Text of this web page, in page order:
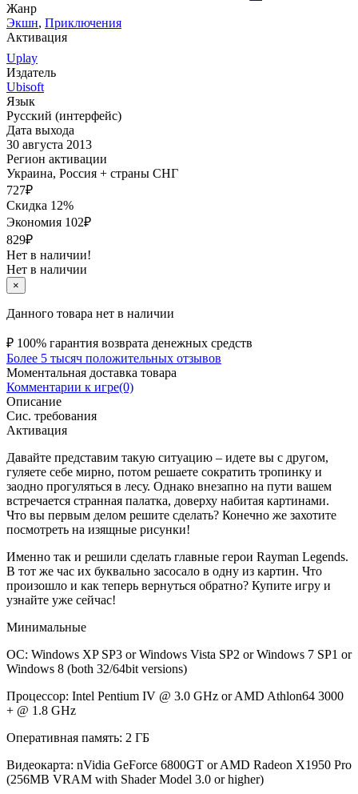
Жанр
Экшн, Приключения
Активация
Uplay
Издатель
Ubisoft
Язык
Русский (интерфейс)
Дата выхода
30 августа 2013
Регион активации
Украина, Россия + страны СНГ
727₽
Скидка 12%
Экономия 102₽
829₽
Нет в наличии!
Нет в наличии
×
Данного товара нет в наличии
₽ 100% гарантия возврата денежных средств
Более 5 тысяч положительных отзывов
Моментальная доставка товара
Комментарии к игре(0)
Описание
Сис. требования
Активация
Давайте представим такую ситуацию – идете вы с другом,
гуляете себе мирно, потом решаете сократить тропинку и
заодно прогуляться в лесу. Однако внезапно на пути вашем
встречается странная палатка, доверху набитая картинами.
Что вы первым делом решите сделать? Конечно же захотите
посмотреть на изящные рисунки!
Именно так и решили сделать главные герои Rayman Legends.
В тот же час их буквально засосало в одну из картин. Что
произошло и как теперь вернуться обратно? Купите игру и
узнайте уже сейчас!
Минимальные
ОС: Windows XP SP3 or Windows Vista SP2 or Windows 7 SP1 or
Windows 8 (both 32/64bit versions)
Процессор: Intel Pentium IV @ 3.0 GHz or AMD Athlon64 3000
+ @ 1.8 GHz
Оперативная память: 2 ГБ
Видеокарта: nVidia GeForce 6800GT or AMD Radeon X1950 Pro
(256MB VRAM with Shader Model 3.0 or higher)